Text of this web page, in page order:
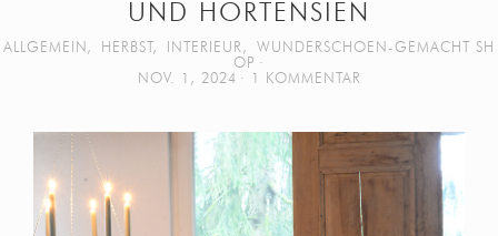
UND HORTENSIEN
ALLGEMEIN , HERBST , INTERIEUR, WUNDERSCHOEN-GEMACHT SH
OP
NOV. 1, 2024
1 KOMMENTAR